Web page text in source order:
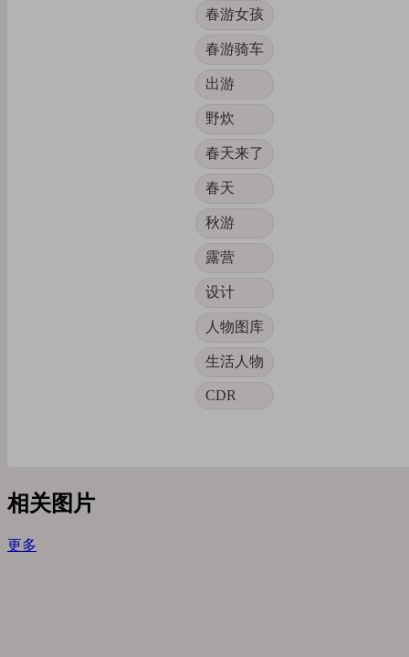
春游女孩
春游骑车
出游
野炊
春天来了
春天
秋游
露营
设计
人物图库
生活人物
CDR
相关图片
更多